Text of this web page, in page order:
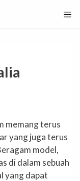
memang terus
yang juga terus
model,
di dalam sebuah
yang dapat